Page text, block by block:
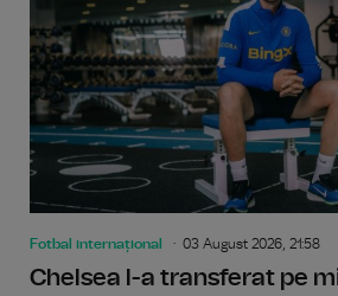
Fotbal internațional 03 August 2026, 21:58
Chelsea l-a transferat pe